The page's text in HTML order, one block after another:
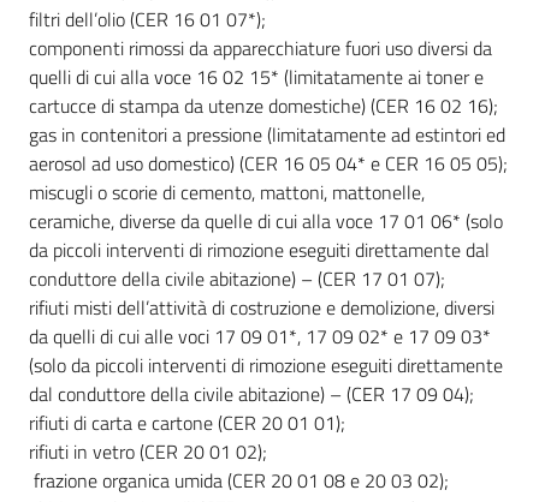
filtri dell’olio (CER 16 01 07*);
componenti rimossi da apparecchiature fuori uso diversi da
quelli di cui alla voce 16 02 15* (limitatamente ai toner e
cartucce di stampa da utenze domestiche) (CER 16 02 16);
gas in contenitori a pressione (limitatamente ad estintori ed
aerosol ad uso domestico) (CER 16 05 04* e CER 16 05 05);
miscugli o scorie di cemento, mattoni, mattonelle,
ceramiche, diverse da quelle di cui alla voce 17 01 06* (solo
da piccoli interventi di rimozione eseguiti direttamente dal
conduttore della civile abitazione) – (CER 17 01 07);
rifiuti misti dell’attività di costruzione e demolizione, diversi
da quelli di cui alle voci 17 09 01*, 17 09 02* e 17 09 03*
(solo da piccoli interventi di rimozione eseguiti direttamente
dal conduttore della civile abitazione) – (CER 17 09 04);
rifiuti di carta e cartone (CER 20 01 01);
rifiuti in vetro (CER 20 01 02);
frazione organica umida (CER 20 01 08 e 20 03 02);